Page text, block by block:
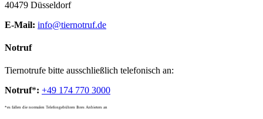
40479 Düsseldorf
E-Mail: info@tiernotruf.de
Notruf
Tiernotrufe bitte ausschließlich telefonisch an:
Notruf*: +49 174 770 3000
*es fallen die normalen Telefongebühren Ihres Anbieters an